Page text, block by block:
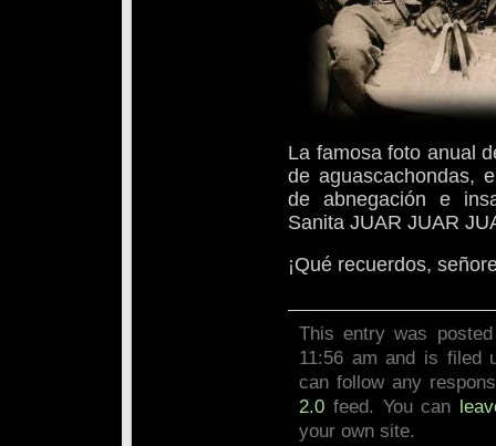
La famosa foto anual
de aguascachondas,
de abnegación e
Sanita JUAR JUAR
¡Qué recuerdos,
This entry was
11:56 am and is filed
can follow any
2.0 feed. You can
your own site.